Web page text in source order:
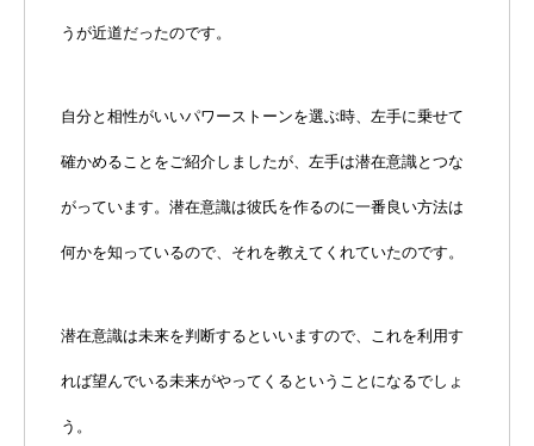
うが近道だったのです。
自分と相性がいいパワーストーンを選ぶ時、左手に乗せて
確かめることをご紹介しましたが、左手は潜在意識とつな
がっています。潜在意識は彼氏を作るのに一番良い方法は
何かを知っているので、それを教えてくれていたのです。
潜在意識は未来を判断するといいますので、これを利用す
れば望んでいる未来がやってくるということになるでしょ
う。